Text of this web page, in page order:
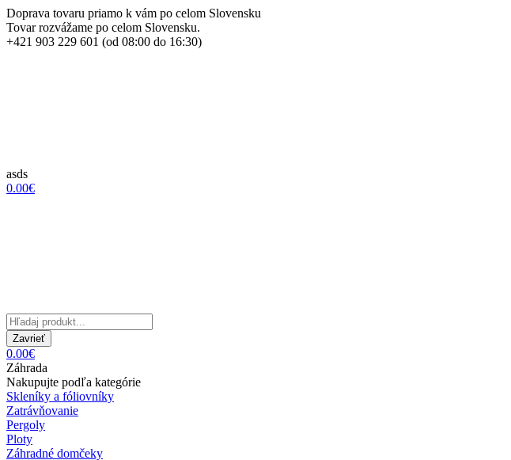
Doprava tovaru priamo k vám po celom Slovensku
Tovar rozvážame po celom Slovensku.
+421 903 229 601 (od 08:00 do 16:30)
asds
0.00€
Zavrieť
0.00€
Záhrada
Nakupujte podľa kategórie
Skleníky a fóliovníky
Zatrávňovanie
Pergoly
Ploty
Záhradné domčeky